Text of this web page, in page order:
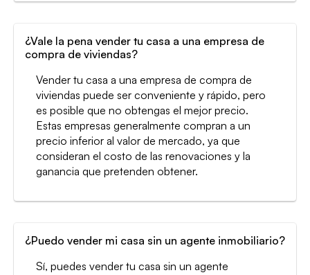
¿Vale la pena vender tu casa a una empresa de
compra de viviendas?
Vender tu casa a una empresa de compra de
viviendas puede ser conveniente y rápido, pero
es posible que no obtengas el mejor precio.
Estas empresas generalmente compran a un
precio inferior al valor de mercado, ya que
consideran el costo de las renovaciones y la
ganancia que pretenden obtener.
¿Puedo vender mi casa sin un agente inmobiliario?
Sí, puedes vender tu casa sin un agente